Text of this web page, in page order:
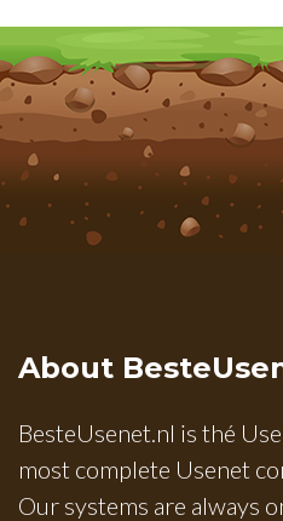
About
BesteUsenet.nl is thé
most complete Usenet
Our systems are always